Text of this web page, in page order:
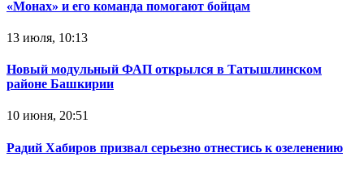
«Монах» и его команда помогают бойцам
13 июля, 10:13
Новый модульный ФАП открылся в Татышлинском
районе Башкирии
10 июня, 20:51
Радий Хабиров призвал серьезно отнестись к озеленению